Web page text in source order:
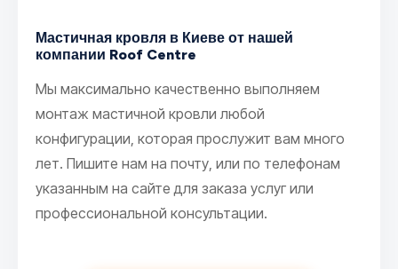
Мастичная кровля в Киеве от нашей
компании Roof Centre
Мы максимально качественно выполняем
монтаж мастичной кровли любой
конфигурации, которая прослужит вам много
лет. Пишите нам на почту, или по телефонам
указанным на сайте для заказа услуг или
профессиональной консультации.